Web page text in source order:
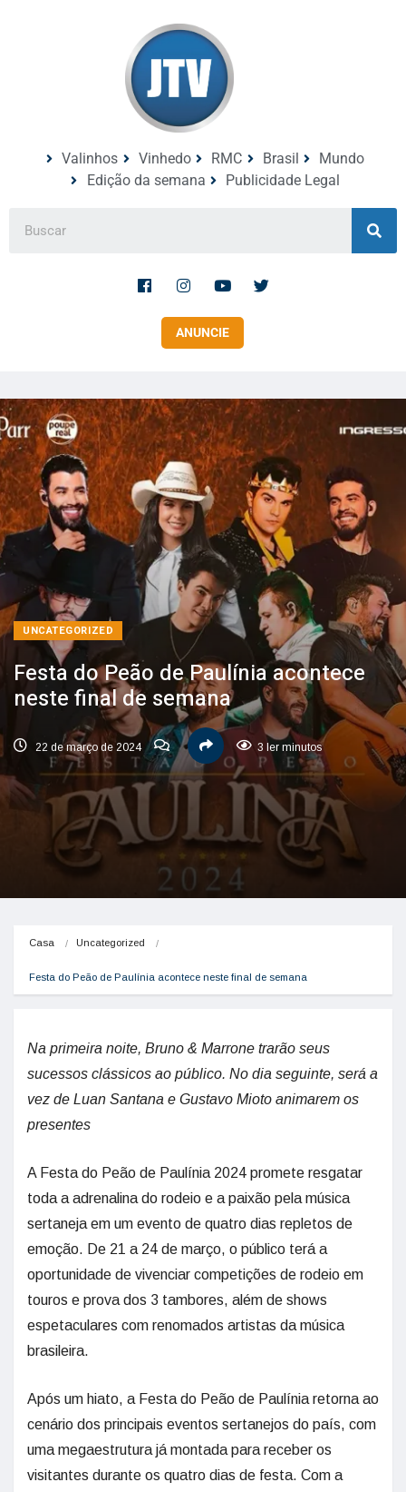
Valinhos Vinhedo RMC Brasil
Mundo
Edição da semana
Publicidade Legal
ANUNCIE
UNCATEGORIZED
Festa do Peão de Paulínia acontece
neste final de semana
22 de março de 2024 3 ler minutos
Casa Uncategorized
Festa do Peão de Paulínia acontece neste final de semana
Na primeira noite, Bruno & Marrone trarão seus
sucessos clássicos ao público. No dia seguinte, será a
vez de Luan Santana e Gustavo Mioto animarem os
presentes
A Festa do Peão de Paulínia 2024 promete resgatar
toda a adrenalina do rodeio e a paixão pela música
sertaneja em um evento de quatro dias repletos de
emoção. De 21 a 24 de março, o público terá a
oportunidade de vivenciar competições de rodeio em
touros e prova dos 3 tambores, além de shows
espetaculares com renomados artistas da música
brasileira.
Após um hiato, a Festa do Peão de Paulínia retorna ao
cenário dos principais eventos sertanejos do país, com
uma megaestrutura já montada para receber os
visitantes durante os quatro dias de festa. Com a